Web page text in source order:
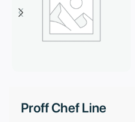
3 продукта
Proff Chef Line